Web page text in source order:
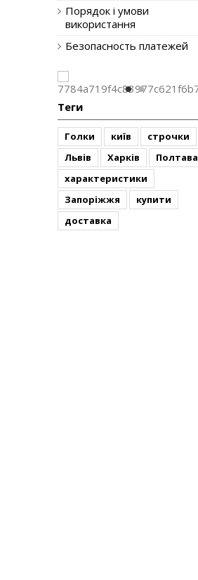
Порядок і умови
використання
Безопасность платежей
Теги
Голки київ
строчки
Львів
Харків
Полтава
характеристики
Запоріжжя
купити
доставка